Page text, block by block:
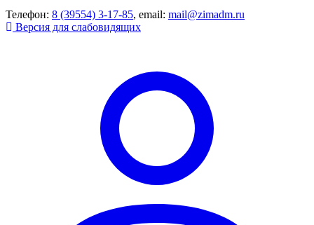
Телефон: 8 (39554) 3-17-85, email: mail@zimadm.ru
Версия для слабовидящих